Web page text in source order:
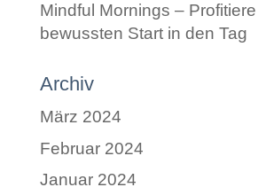
Mindful Mornings –
bewussten Start in den Tag
Archiv
März 2024
Februar 2024
Januar 2024